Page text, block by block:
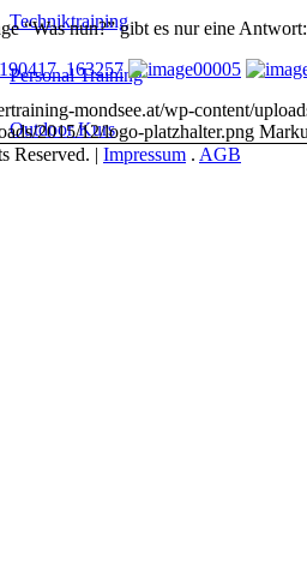
Techniktraining
Personal Training
Outdoor Kurs
“Was nun?” gibt es nur eine
mondsee.at/wp-content/
2015/12/logo-platzhalter.png
Reserved. | Impressum . AGB